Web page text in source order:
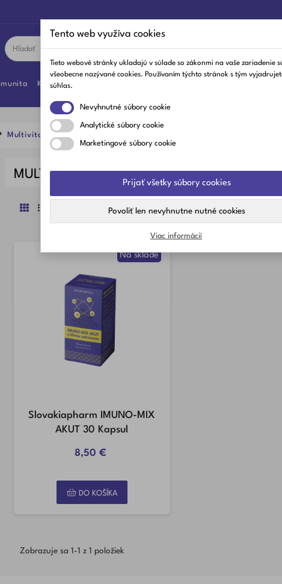
Imunita Kĺby A Svaly
Multivitamíny
MULTIVITAMÍNY
Nachádza sa tu 1 produkt.
Na sklade
Slovakiapharm IMUNO-MIX
AKUT 30 Kapsul
8,50 €
DO KOŠÍKA
Zobrazuje sa 1-1 z 1 položiek
Tento web využíva cookies
Tieto webové stránky ukladajú v súlade so zákonmi na vaše zariadenie
všeobecne nazývané cookies. Používaním týchto stránok s tým
súhlas.
Nevyhnutné súbory cookie
Analytické súbory cookie
Marketingové súbory cookie
Prijať všetky súbory cookies
Povoliť len nevyhnutne nutné cookies
Viac informácií